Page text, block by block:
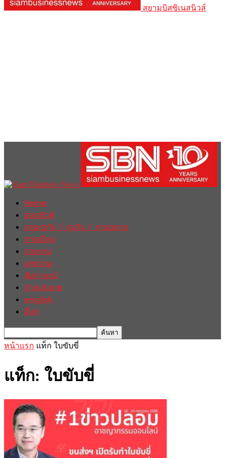
สยามบิสซิเนสนิวส์
Home
ฮอตนิวส์
เศรษฐกิจ / ธุรกิจ / การตลาด
การเมือง
รายงาน
บทความ
สัมภาษณ์
ต่างประเทศ
english
อื่นๆ
หน้าแรก แท็ก ใบขับขี่
แท็ก: ใบขับขี่